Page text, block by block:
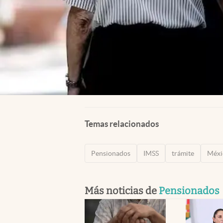
Temas relacionados
Pensionados IMSS trámite
Más noticias de Pensionados